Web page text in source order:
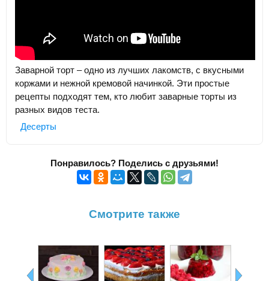
Заварной торт – одно из лучших лакомств, с вкусными
коржами и нежной кремовой начинкой. Эти простые
рецепты подходят тем, кто любит заварные торты из
разных видов теста.
Десерты
Понравилось? Поделись с друзьями!
Смотрите также